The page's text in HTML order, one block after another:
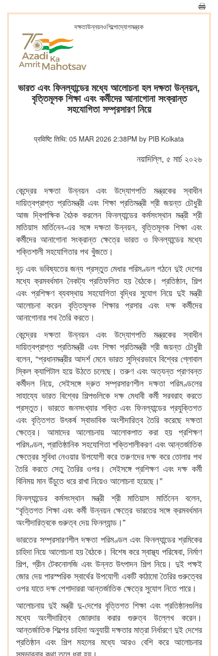
দক্ষতাউন্নয়নওশিল্পোদ্যোগমন্ত্রক
ভারত এবং ফিনল্যান্ডের মধ্যে আলোচনা হল দক্ষতা উন্নয়ন,
বৃত্তিমূলক শিক্ষা এবং কর্মীদের আনাগোনা সংক্রান্ত
সহযোগিতা সম্প্রসারণ নিয়ে
प्रविष्टि तिथि: 05 MAR 2026 2:38PM by PIB Kolkata
নয়াদিল্লি, ৫ মার্চ ২০২৬
কেন্দ্রের দক্ষতা উন্নয়ন এবং উদ্যোগপতি মন্ত্রকের স্বাধীন
দায়িত্বপ্রাপ্ত প্রতিমন্ত্রী এবং শিক্ষা প্রতিমন্ত্রী শ্রী জয়ন্ত চৌধুরী
আজ দ্বিপাক্ষিক বৈঠক করলেন ফিনল্যান্ডের কর্মসংস্থান মন্ত্রী শ্রী
মাতিয়াস মার্তিনেন-এর সঙ্গে দক্ষতা উন্নয়ন, বৃত্তিমূলক শিক্ষা এবং
কর্মীদের আনাগোনা সংক্রান্ত ক্ষেত্রে ভারত ও ফিনল্যান্ডের মধ্যে
শক্তিশালী সহযোগিতার পথ খুঁজতে।
দৃঢ় এবং ভবিষ্যতের জন্য প্রস্তুত মেধার পরিমণ্ডল গঠনে দুই দেশের
মধ্যে ক্রমবর্ধমান নৈকট্য প্রতিফলিত হয় বৈঠকে। প্রতিষ্ঠান, শিল্প
এবং প্রশিক্ষণ ব্যবস্থায় সহযোগিতা বৃদ্ধির সুযোগ নিয়ে দুই মন্ত্রী
আলোচনা করেন বৃত্তিমূলক শিক্ষার প্রসার এবং দক্ষ কর্মীদের
আনাগোনার পথ তৈরি করতে।
কেন্দ্রের দক্ষতা উন্নয়ন এবং উদ্যোগপতি মন্ত্রকের স্বাধীন
দায়িত্বপ্রাপ্ত প্রতিমন্ত্রী এবং শিক্ষা প্রতিমন্ত্রী শ্রী জয়ন্ত চৌধুরী
বলেন, “প্রধানমন্ত্রীর আদর্শ মেনে ভারত সুস্থিরভাবে বিশ্বের গ্লোবাল
স্কিল ক্যাপিটাল হয়ে উঠতে চলেছে। তরুণ এবং অত্যন্ত প্রাণবন্ত
কর্মীদল নিয়ে, সেইসঙ্গে দ্রুত সম্প্রসারণশীল দক্ষতা পরিমণ্ডলের
সাহায্যে ভারত বিশ্বের শিল্পগুলিকে দক্ষ মেধাবী কর্মী সরবরাহ করতে
প্রস্তুত। ভারতে জনসংখ্যার শক্তি এবং ফিনল্যান্ডের প্রযুক্তিগত
এবং বৃত্তিগত উৎকর্ষ স্বাভাবিক অংশীদারিত্ব তৈরি করেছে দক্ষতা
ক্ষেত্রে। আমাদের আলোচনায় আলোকপাত করা হয় প্রশিক্ষণ
পরিমণ্ডল, প্রাতিষ্ঠানিক সহযোগিতা শক্তিশালীকরণ এবং আন্তর্জাতিক
ক্ষেত্রের সুবিধা নেওয়ার উপযোগী করে তরুণদের দক্ষ করে তোলার পথ
তৈরি করতে সেতু তৈরির ওপর। সেইসঙ্গে প্রশিক্ষণ এবং দক্ষ কর্মী
বিনিময় মান উঁচুতে ধরে রাখা নিয়েও আলোচনা হয়েছে।”
ফিনল্যান্ডের কর্মসংস্থান মন্ত্রী শ্রী মাতিয়াস মার্তিনেন বলেন,
“বৃত্তিগত শিক্ষা এবং কর্মী উন্নয়ন ক্ষেত্রে ভারতের সঙ্গে ক্রমবর্ধমান
অংশীদারিত্বকে গুরুত্ব দেয় ফিনল্যান্ড।”
ভারতের সম্প্রসারণশীল দক্ষতা পরিমণ্ডল এবং ফিনল্যান্ডের শ্রমিকের
চাহিদা নিয়ে আলোচনা হয় বৈঠকে। বিশেষ করে স্বাস্থ্য পরিষেবা, নির্মাণ
শিল্প, গ্রীন টেকনোলজি এবং উন্নত উৎপাদন শিল্প নিয়ে। দুই পক্ষই
জোর দেয় পারস্পরিক স্বার্থের উপযোগী একটি কাঠামো তৈরির গুরুত্বের
ওপর যাতে দক্ষ পেশাদাররা আন্তর্জাতিক ক্ষেত্রে সুযোগ নিতে পারে।
আলোচনায় দুই মন্ত্রী দু-দেশের বৃত্তিগত শিক্ষা এবং প্রতিষ্ঠানগুলির
মধ্যে অংশীদারিত্ব জোরদার করার গুরুত্ব উল্লেখ করেন।
আন্তর্জাতিক শিল্পের চাহিদা অনুযায়ী দক্ষতার মাত্রা নির্ধারণে দুই দেশের
প্রতিষ্ঠান এবং শিল্প মহলের মধ্যে আরও বেশি করে আলোচনার